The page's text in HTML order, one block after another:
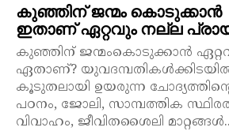
കുഞ്ഞിന് ജന്മം കൊടുക്കാൻ
ഇതാണ് ഏറ്റവും നല്ല
കുഞ്ഞിന് ജന്മംകൊടുക്കാൻ
ഏതാണ്?
കൂടുതലായി ഉയരുന്ന
പഠനം, ജോലി, സാമ്പത്തിക
വിവാഹം, ജീവിതശൈലി